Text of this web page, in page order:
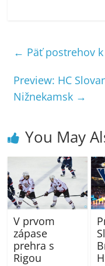
← Päť postrehov
Preview: HC
Nižnekamsk →
You May
V prvom
zápase
prehra s
Rigou